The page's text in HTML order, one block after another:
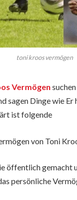
toni kroos vermögen
Vermögen
sagen Dinge wie
ist folgende
von Toni
öffentlich gemacht
persönliche